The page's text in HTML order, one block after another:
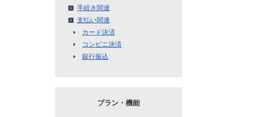
手続き関連
支払い関連
カード決済
コンビニ決済
銀行振込
プラン・機能